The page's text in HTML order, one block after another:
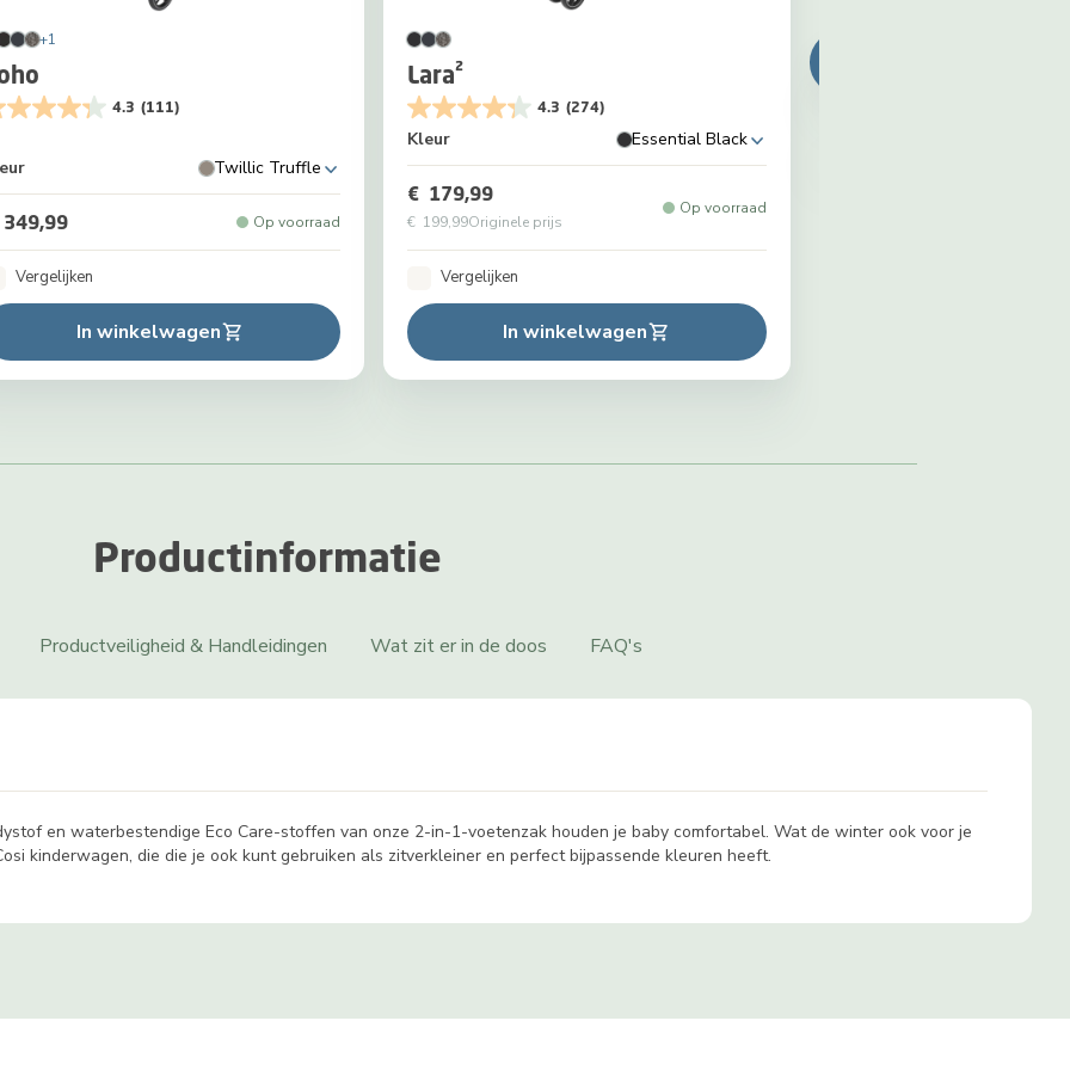
Productinformatie
en waterbestendige Eco Care-stoffen van onze 2-in-1-voetenzak houden je baby comfortabel. Wat de winter ook voor je
kinderwagen, die die je ook kunt gebruiken als zitverkleiner en perfect bijpassende kleuren heeft.
Productveiligheid & Handleidingen Wat zit er in de doos FAQ's
+1
4.3 (111)
Twillic Truffle
Op voorraad
Vergelijken
In winkelwagen
Lara²
4.3 (274)
Kleur Essential Black
€ 179,99
€ 199,99Originele prijs
Op voorraad
Vergelijken
In winkelwagen